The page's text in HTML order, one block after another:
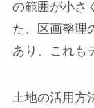
の範囲が小さ
た、区画整理
あり、これも
土地の活用方